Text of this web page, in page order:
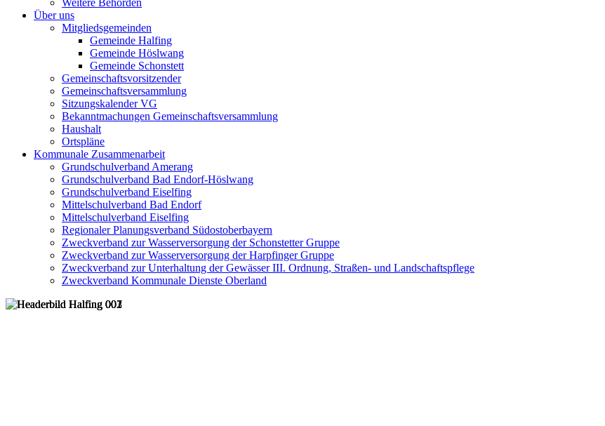
Weitere Behörden
Über uns
Mitgliedsgemeinden
Gemeinde Halfing
Gemeinde Höslwang
Gemeinde Schonstett
Gemeinschaftsvorsitzender
Gemeinschaftsversammlung
Sitzungskalender VG
Bekanntmachungen Gemeinschaftsversammlung
Haushalt
Ortspläne
Kommunale Zusammenarbeit
Grundschulverband Amerang
Grundschulverband Bad Endorf-Höslwang
Grundschulverband Eiselfing
Mittelschulverband Bad Endorf
Mittelschulverband Eiselfing
Regionaler Planungsverband Südostoberbayern
Zweckverband zur Wasserversorgung der Schonstetter Gruppe
Zweckverband zur Wasserversorgung der Harpfinger Gruppe
Zweckverband zur Unterhaltung der Gewässer III. Ordnung, Straßen- und Landschaftspflege
Zweckverband Kommunale Dienste Oberland